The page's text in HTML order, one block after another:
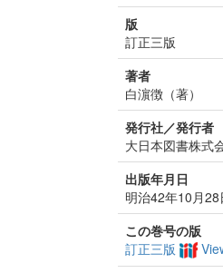
版
訂正三版
著者
白濵徴（著）
発行社／発行者
大日本図書株式
出版年月日
明治42年10月28
この巻号の版
訂正三版